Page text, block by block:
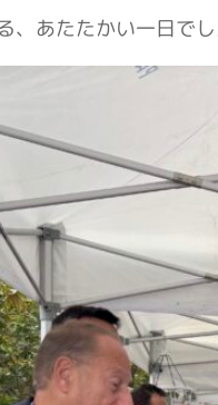
あたたかい一日でし